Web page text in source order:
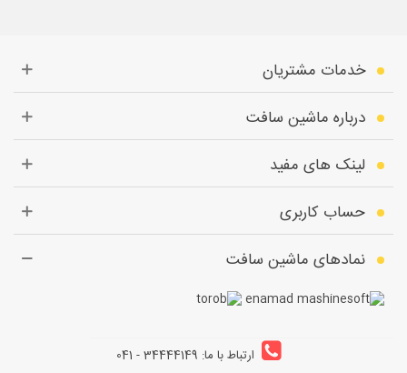
خدمات مشتریان
درباره ماشین سافت
لینک های مفید
حساب کاربری
نمادهای ماشین سافت
ارتباط با ما: 34444149 - 041